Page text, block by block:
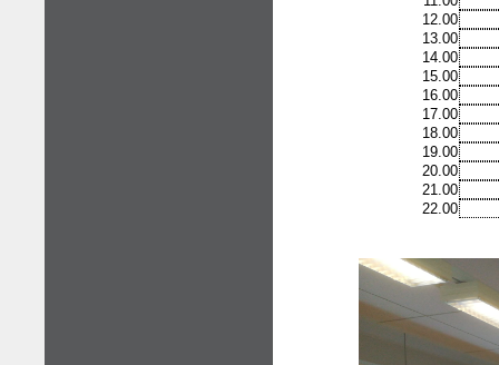
12.00
13.00
14.00
15.00
16.00
17.00
18.00
19.00
20.00
21.00
22.00